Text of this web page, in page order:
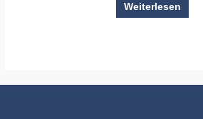
Weiterlesen